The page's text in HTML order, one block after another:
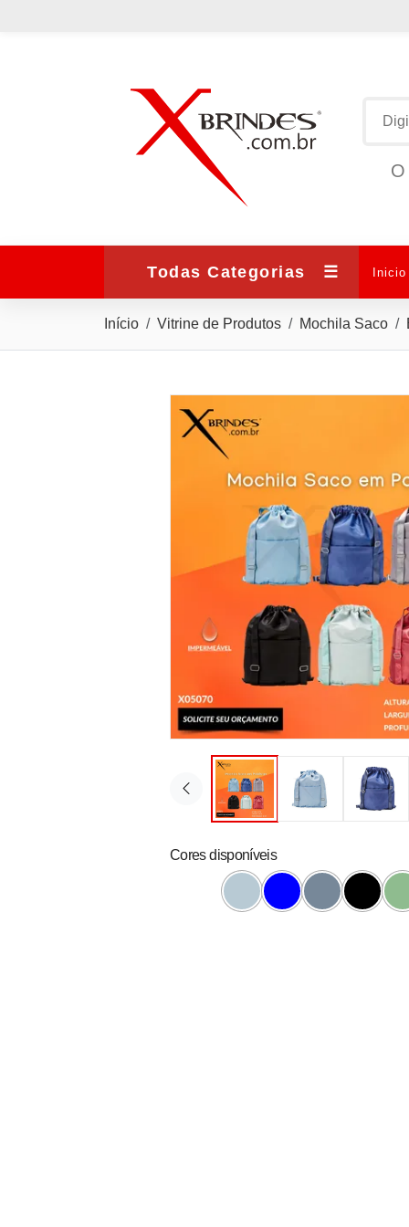
Todas Categorias ☰ Inicio
Início Vitrine de Produtos Mochila Saco
Cores disponíveis